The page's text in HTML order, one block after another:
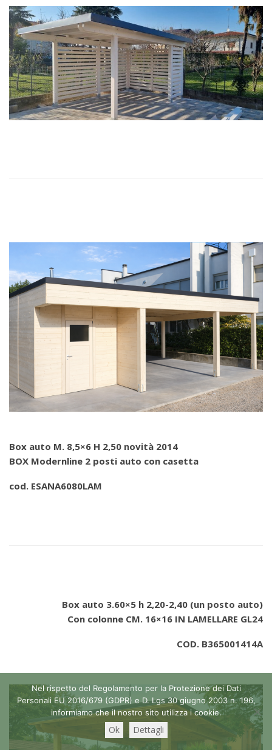
Box auto M. 8,5×6 H 2,50 novità 2014
BOX Modernline 2 posti auto con casetta
cod. ESANA6080LAM
Box auto 3.60×5 h 2,20-2,40 (un posto auto)
Con colonne CM. 16×16 IN LAMELLARE GL24
COD. B365001414A
Nel rispetto del Regolamento per la Protezione dei Dati
Personali EU 2016/679 (GDPR) e D. Lgs 30 giugno 2003 n. 196,
informiamo che il nostro sito utilizza i cookie.
Ok Dettagli